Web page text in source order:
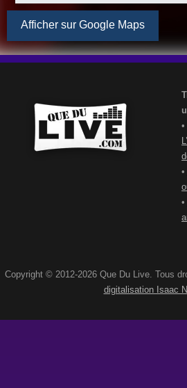
Afficher sur Google Maps
•
•
•
Copyright © 2012-2026 Que Du Live. Tous
digitalisation Isaac